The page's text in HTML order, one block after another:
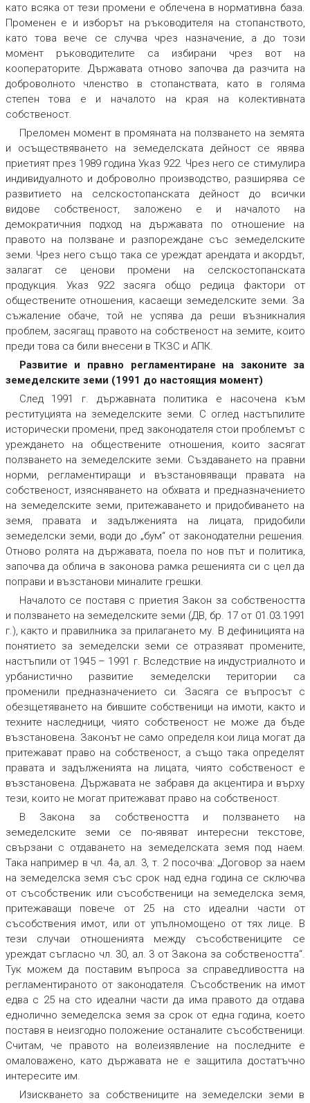
като всяка от тези промени е облечена в нормативна база.
Променен е и изборът на ръководителя на стопанството,
като това вече се случва чрез назначение, а до този
момент ръководителите са избирани чрез вот на
кооператорите. Държавата отново започва да разчита на
доброволното членство в стопанствата, като в голяма
степен това е и началото на края на колективната
собственост.
Преломен момент в промяната на ползването на земята
и осъществяването на земеделската дейност се явява
приетият през 1989 година Указ 922. Чрез него се стимулира
индивидуалното и доброволно производство, разширява се
развитието на селскостопанската дейност до всички
видове собственост, заложено е и началото на
демократичния подход на държавата по отношение на
правото на ползване и разпореждане със земеделските
земи. Чрез него също така се уреждат арендата и акордът,
залагат се ценови промени на селскостопанската
продукция. Указ 922 засяга общо редица фактори от
обществените отношения, касаещи земеделските земи. За
съжаление обаче, той не успява да реши възникналия
проблем, засягащ правото на собственост на земите, които
преди това са били внесени в ТКЗС и АПК.
Развитие и правно регламентиране на законите за
земеделските земи (1991 до настоящия момент)
След 1991 г. държавната политика е насочена към
реституцията на земеделските земи. С оглед настъпилите
исторически промени, пред законодателя стои проблемът с
уреждането на обществените отношения, които засягат
ползването на земеделските земи. Създаването на правни
норми, регламентиращи и възстановяващи правата на
собственост, изясняването на обхвата и предназначението
на земеделските земи, притежаването и придобиването на
земя, правата и задълженията на лицата, придобили
земеделски земи, води до „бум“ от законодателни решения.
Отново ролята на държавата, поела по нов път и политика,
започва да облича в законова рамка решенията си с цел да
поправи и възстанови миналите грешки.
Началото се поставя с приетия Закон за собствеността
и ползването на земеделските земи (ДВ, бр. 17 от 01.03.1991
г.), както и правилника за прилагането му. В дефиницията на
понятието за земеделски земи се отразяват промените,
настъпили от 1945 – 1991 г. Вследствие на индустриалното и
урбанистично развитие земеделски територии са
променили предназначението си. Засяга се въпросът с
обезщетяването на бившите собственици на имоти, както и
техните наследници, чиято собственост не може да бъде
възстановена. Законът не само определя кои лица могат да
притежават право на собственост, а също така определят
правата и задълженията на лицата, чиято собственост е
възстановена. Държавата не забравя да акцентира и върху
тези, които не могат притежават право на собственост.
В Закона за собствеността и ползването на
земеделските земи се по-явяват интересни текстове,
свързани с отдаването на земеделската земя под наем.
Така например в чл. 4а, ал. 3, т. 2 посочва: „Договор за наем
на земеделска земя със срок над една година се сключва
от съсобственик или съсобственици на земеделска земя,
притежаващи повече от 25 на сто идеални части от
съсобствения имот, или от упълномощено от тях лице. В
тези случаи отношенията между съсобствениците се
уреждат съгласно чл. 30, ал. 3 от Закона за собствеността“.
Тук можем да поставим въпроса за справедливостта на
регламентираното от законодателя. Съсобственик на имот
едва с 25 на сто идеални части да има правото да отдава
еднолично земеделска земя за срок от една година, което
поставя в неизгодно положение останалите съсобственици.
Считам, че правото на волеизявление на последните е
омаловажено, като държавата не е защитила достатъчно
интересите им.
Изискването за собствениците на земеделски земи в